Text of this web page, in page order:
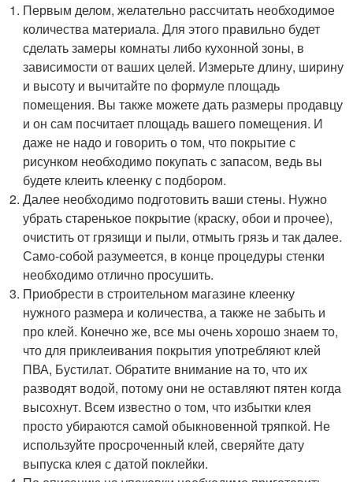
Первым делом, желательно рассчитать необходимое
количества материала. Для этого правильно будет
сделать замеры комнаты либо кухонной зоны, в
зависимости от ваших целей. Измерьте длину, ширину
и высоту и вычитайте по формуле площадь
помещения. Вы также можете дать размеры продавцу
и он сам посчитает площадь вашего помещения. И
даже не надо и говорить о том, что покрытие с
рисунком необходимо покупать с запасом, ведь вы
будете клеить клеенку с подбором.
Далее необходимо подготовить ваши стены. Нужно
убрать старенькое покрытие (краску, обои и прочее),
очистить от грязищи и пыли, отмыть грязь и так далее.
Само-собой разумеется, в конце процедуры стенки
необходимо отлично просушить.
Приобрести в строительном магазине клеенку
нужного размера и количества, а также не забыть и
про клей. Конечно же, все мы очень хорошо знаем то,
что для приклеивания покрытия употребляют клей
ПВА, Бустилат. Обратите внимание на то, что их
разводят водой, потому они не оставляют пятен когда
высохнут. Всем известно о том, что избытки клея
просто убираются самой обыкновенной тряпкой. Не
используйте просроченный клей, сверяйте дату
выпуска клея с датой поклейки.